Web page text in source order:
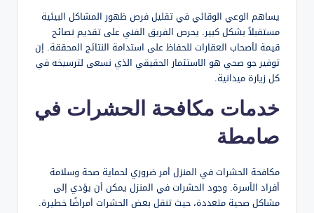
يساهم الوعي الوقائي في تقليل فرص ظهور المشاكل البيئية
مستقبلاً بشكل كبير. يحرص الفريق الفني على تقديم نصائح
قيمة لأصحاب العقارات للحفاظ على استدامة النتائج المحققة. إن
توفير جو صحي هو الاستثمار الحقيقي الذي نسعى لترسيخه في
كل زيارة ميدانية.
خدمات مكافحة الحشرات في
صامطة
مكافحة الحشرات في المنزل أمر ضروري لحماية صحة وسلامة
أفراد الأسرة. وجود الحشرات في المنزل يمكن أن يؤدي إلى
مشاكل صحية متعددة، حيث تنقل بعض الحشرات أمراضًا خطيرة.